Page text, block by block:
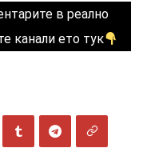
в реално
канали ето тук